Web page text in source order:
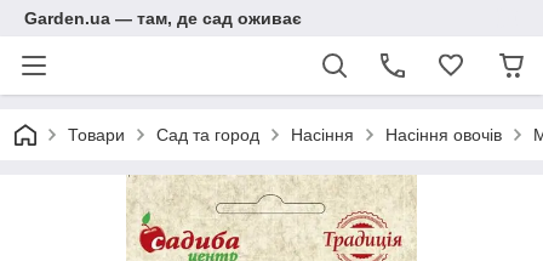
Garden.ua — там, де сад оживає
Товари Сад та город Насіння Насіння овочів